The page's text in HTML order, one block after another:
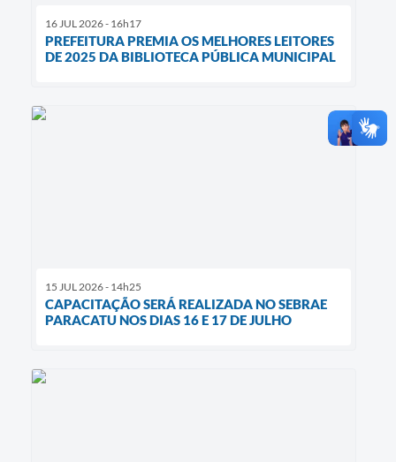
16 JUL 2026 - 16h17
PREFEITURA PREMIA OS MELHORES LEITORES
DE 2025 DA BIBLIOTECA PÚBLICA MUNICIPAL
15 JUL 2026 - 14h25
CAPACITAÇÃO SERÁ REALIZADA NO SEBRAE
PARACATU NOS DIAS 16 E 17 DE JULHO